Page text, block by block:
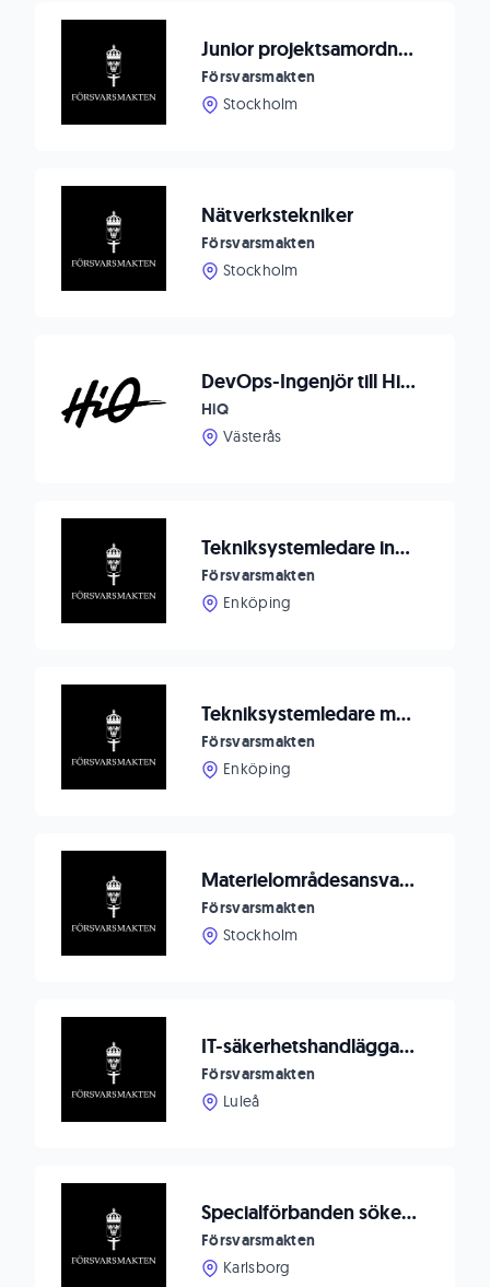
Junior projektsamordnare IT för digitalisering till Cyberenheten (vik)
Försvarsmakten
Stockholm
Nätverkstekniker
Försvarsmakten
Stockholm
DevOps-Ingenjör till HiQ Västerås
HiQ
Västerås
Tekniksystemledare inom lednings- och IT-system
Försvarsmakten
Enköping
Tekniksystemledare med inriktning signalskyddssystem
Försvarsmakten
Enköping
Materielområdesansvarig - underrättelse och säkerhetssystem
Försvarsmakten
Stockholm
IT-säkerhetshandläggare F 21
Försvarsmakten
Luleå
Specialförbanden söker Materielsystemledare samband till Specialförbandsledningen (SFL)
Försvarsmakten
Karlsborg